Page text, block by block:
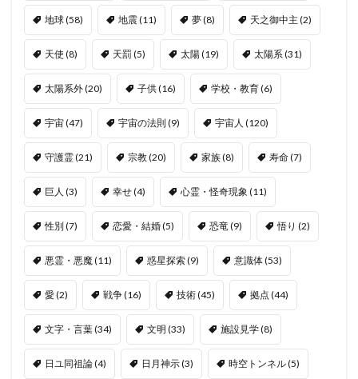
地球(58) 地震(11) 夢(8) 天之御中主 (2)
天使 (8) 天罰 (5) 太陽(19) 太陽系(31)
太陽系外(20) 子供(16) 学校・教育(6)
宇宙(47) 宇宙の法則 (9) 宇宙人 (120)
守護霊(21) 宗教(20) 家族(8) 寿命(7)
巨人 (3) 幸せ(4) 心霊・怪奇現象 (11)
性別 (7) 恋愛・結婚(5) 恐竜(9) 悟り (2)
悪霊・悪魔(11) 惑星探索(9) 意識体(53)
愛(2) 戦争(16) 技術(45) 拠点 (44)
文字・言葉(34) 文明 (33) 施設見学(8)
日ユ同祖論(4) 日月神示(3) 時空トンネル(5)